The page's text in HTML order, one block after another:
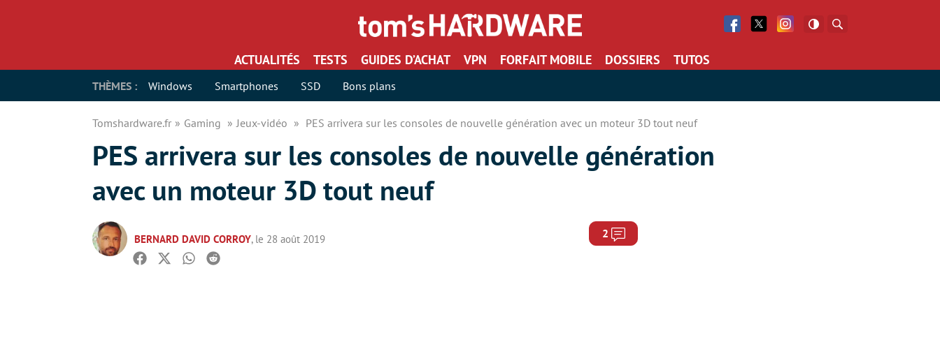
Facebook
Twitter Facebook
ACTUALITÉS TESTS GUIDES D’ACHAT VPN FORFAIT MOBILE DOSSIERS TUTOS
THÈMES : Windows Smartphones SSD Bons plans
Tomshardware.fr Gaming Jeux-vidéo PES arrivera sur les consoles de nouvelle génération avec un moteur 3D tout neuf
PES arrivera sur les consoles de nouvelle génération
avec un moteur 3D tout neuf
BERNARD DAVID CORROY, le 28 août 2019 2 Commentaires
Facebook
TwitterWhatsapp
Reddit